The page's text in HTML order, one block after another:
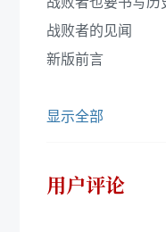
战败者的见闻
新版前言
显示全部
用户评论